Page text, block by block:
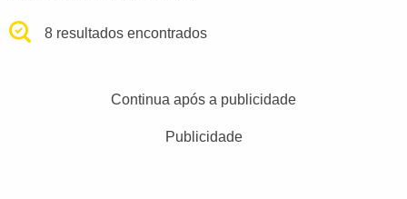
8 resultados encontrados
Continua após a publicidade
Publicidade